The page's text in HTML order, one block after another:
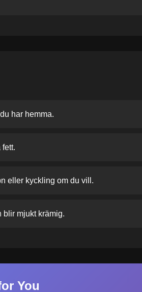
har hemma.
eller kyckling om du vill.
blir mjukt krämig.
You